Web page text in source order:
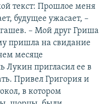
текст: Прошлое меня
будущее ужасает, –
– Мой друг Гриша
пришла на свидание
месяце
Лукин пригласил ее в
Привел Григория и
в котором